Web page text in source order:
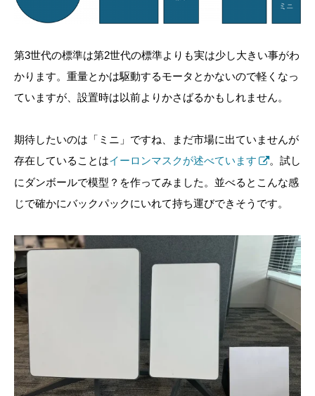
第3世代の標準は第2世代の標準よりも実は少し大きい事がわ
かります。重量とかは駆動するモータとかないので軽くなっ
ていますが、設置時は以前よりかさばるかもしれません。
期待したいのは「ミニ」ですね、まだ市場に出ていませんが
存在していることはイーロンマスクが述べています
。試し
にダンボールで模型？を作ってみました。並べるとこんな感
じで確かにバックパックにいれて持ち運びできそうです。